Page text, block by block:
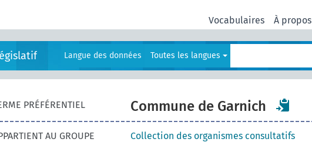
Vocabulaires À propos
Langue des données Toutes les langues
PRÉFÉRENTIEL Commune de Garnich
AU GROUPE
Collection des organismes consultatifs